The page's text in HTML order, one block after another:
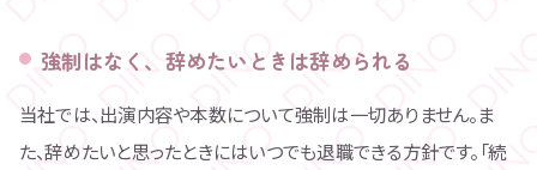
強制はなく、辞めたいときは辞められる
当社では、出演内容や本数について強制は一切ありません。ま
た、辞めたいと思ったときにはいつでも退職できる方針です。「続